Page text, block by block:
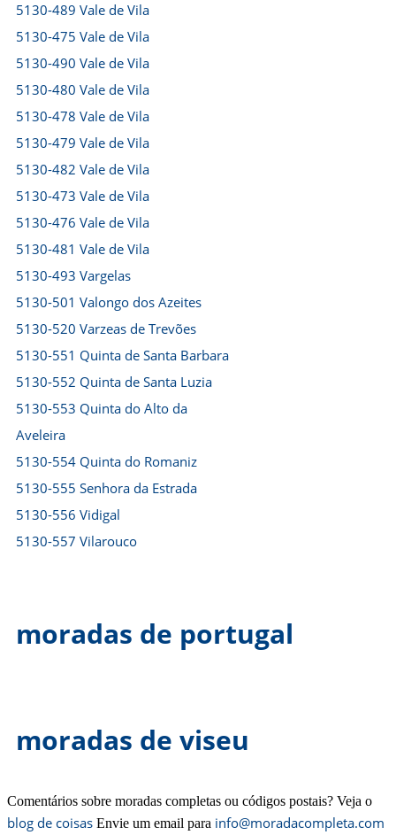
5130-489 Vale de Vila
5130-475 Vale de Vila
5130-490 Vale de Vila
5130-480 Vale de Vila
5130-478 Vale de Vila
5130-479 Vale de Vila
5130-482 Vale de Vila
5130-473 Vale de Vila
5130-476 Vale de Vila
5130-481 Vale de Vila
5130-493 Vargelas
5130-501 Valongo dos Azeites
5130-520 Varzeas de Trevões
5130-551 Quinta de Santa Barbara
5130-552 Quinta de Santa Luzia
5130-553 Quinta do Alto da
Aveleira
5130-554 Quinta do Romaniz
5130-555 Senhora da Estrada
5130-556 Vidigal
5130-557 Vilarouco
moradas de portugal
moradas de viseu
Comentários sobre moradas completas ou códigos postais? Veja o
blog de coisas Envie um email para info@moradacompleta.com